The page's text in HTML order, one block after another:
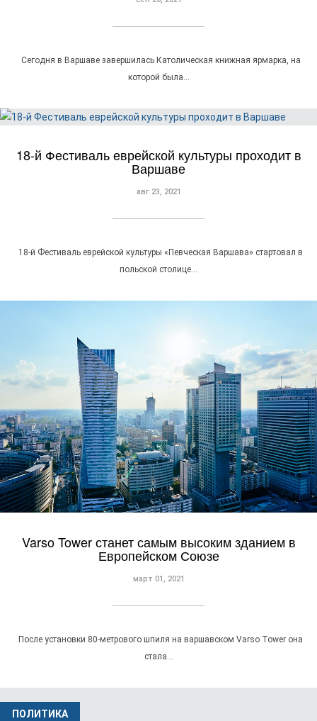
Сегодня в Варшаве завершилась Католическая книжная ярмарка, на
которой была…
18-й Фестиваль еврейской культуры проходит в
Варшаве
авг 23, 2021
18-й Фестиваль еврейской культуры «Певческая Варшава» стартовал в
польской столице…
Varso Tower станет самым высоким зданием в
Европейском Союзе
март 01, 2021
После установки 80-метрового шпиля на варшавском Varso Tower она
стала…
ПОЛИТИКА